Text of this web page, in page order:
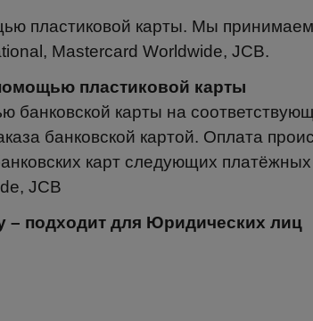
пластиковой карты. Мы
Mastercard Worldwide, JCB.
пластиковой карты
карты на
банковской картой. Оплата
карт следующих
JCB
– подходит для Юридических лиц